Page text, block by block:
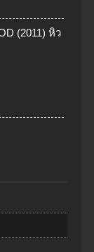
(2011) หิว